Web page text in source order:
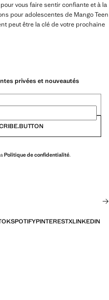
vous faire sentir confiante et à la
pour adolescentes de Mango Teen
peut être la clé de votre prochaine
privées et nouveautés
Politique de confidentialité.
SPOTIFYPINTERESTXLINKEDIN